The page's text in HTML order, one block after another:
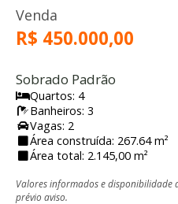
Venda
R$ 450.000,00
Sobrado Padrão
Quartos: 4
Banheiros: 3
Vagas: 2
Área construída: 267.64 m²
Área total: 2.145,00 m²
Valores informados e disponibilidade
prévio aviso.